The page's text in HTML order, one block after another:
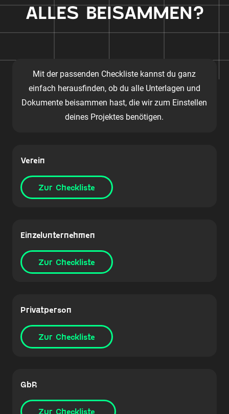
ALLES BEISAMMEN?
Mit der passenden Checkliste kannst du ganz
einfach herausfinden, ob du alle Unterlagen und
Dokumente beisammen hast, die wir zum Einstellen
deines Projektes benötigen.
Verein
Zur Checkliste
Einzelunternehmen
Zur Checkliste
Privatperson
Zur Checkliste
GbR
Zur Checkliste